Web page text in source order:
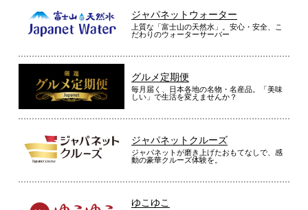
ジャパネットウォーター
上質な「富士山の天然水」。安心・安全、こ
だわりのウォーターサーバー
グルメ定期便
毎月届く、日本各地の名物・名産品。「美味
しい」で生活を変えませんか？
ジャパネットクルーズ
ジャパネットが磨き上げたおもてなしで、感
動の豪華クルーズ体験を。
ゆこゆこ